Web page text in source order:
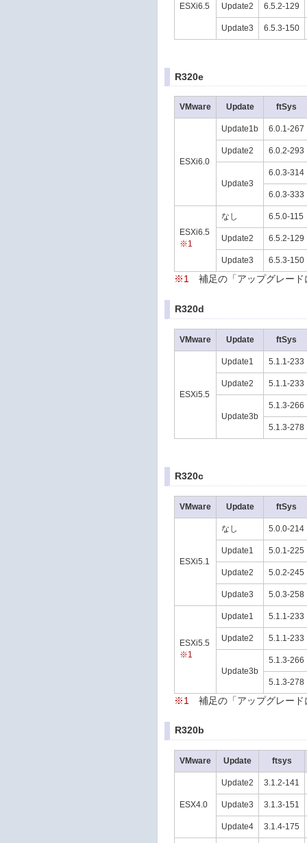
ESXi6.5 Update2 6.5.2-129
Update3 6.5.3-150
R320e
VMware Update ftSys
ESXi6.0
Update1b 6.0.1-267
Update2 6.0.2-293
Update3
6.0.3-314
6.0.3-333
ESXi6.5
※1
なし 6.5.0-115
Update2 6.5.2-129
Update3 6.5.3-150
※1 補足の「アップグレード
R320d
VMware Update ftSys
ESXi5.5
Update1 5.1.1-233
Update2 5.1.1-233
Update3b
5.1.3-266
5.1.3-278
R320c
VMware Update ftSys
ESXi5.1
なし 5.0.0-214
Update1 5.0.1-225
Update2 5.0.2-245
Update3 5.0.3-258
ESXi5.5
※1
Update1 5.1.1-233
Update2 5.1.1-233
Update3b
5.1.3-266
5.1.3-278
※1 補足の「アップグレード
R320b
VMware Update ftsys
ESX4.0
Update2 3.1.2-141
Update3 3.1.3-151
Update4 3.1.4-175